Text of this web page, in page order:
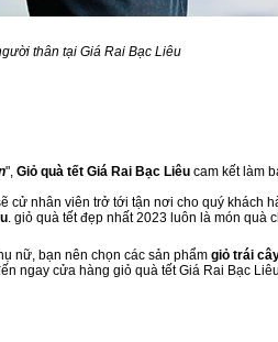
thân tại Giá Rai Bạc Liêu
", Giỏ quà tết Giá Rai Bạc Liêu cam kết làm
cử nhân viên trở tới tận nơi cho quý khách
. giỏ quà tết đẹp nhất 2023 luôn là món quà
nữ, bạn nên chọn các sản phẩm giỏ trái
ngay cửa hàng giỏ quà tết Giá Rai Bạc